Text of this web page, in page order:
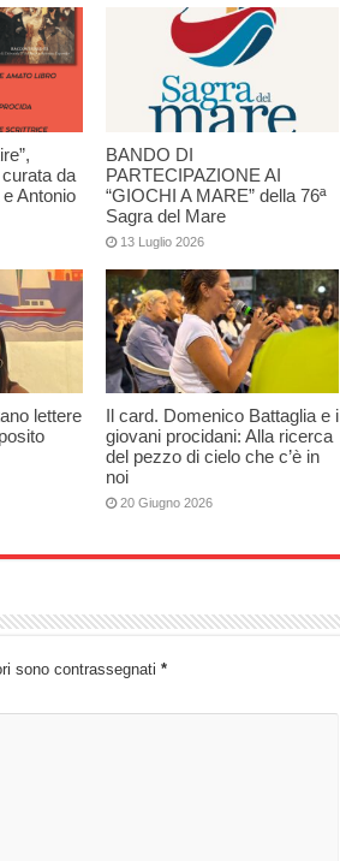
da
Antonio
BANDO DI
PARTECIPAZIONE AI
“GIOCHI A MARE” della 76ª
Sagra del Mare
13 Luglio 2026
lettere
Il card. Domenico Battaglia e i
giovani procidani: Alla ricerca
del pezzo di cielo che c’è in
noi
20 Giugno 2026
sono contrassegnati *